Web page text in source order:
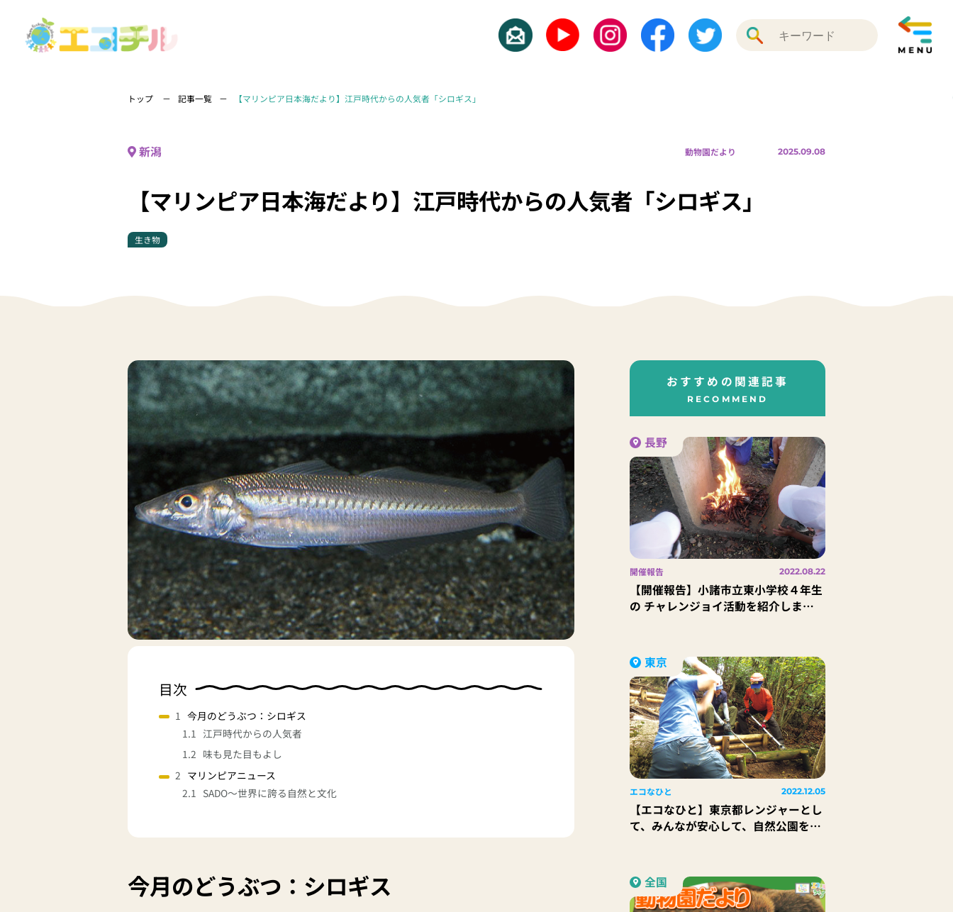
トップ 記事一覧 【マリンピア日本海だより】江戸時代からの人気者「シロギス」
新潟 動物園だより 2025.09.08
【マリンピア日本海だより】江戸時代からの人気者「シロギス」
生き物
目次
今月のどうぶつ：シロギス
江戸時代からの人気者
味も見た目もよし
マリンピアニュース
SADO～世界に誇る自然と文化
今月のどうぶつ：シロギス
おすすめの関連記事
RECOMMEND
長野
開催報告 2022.08.22
【開催報告】小諸市立東小学校４年生
の チャレンジョイ活動を紹介しま
東京
エコなひと 2022.12.05
【エコなひと】東京都レンジャーとし
て、みんなが安心して、自然公園を楽
甲把 収さん
全国